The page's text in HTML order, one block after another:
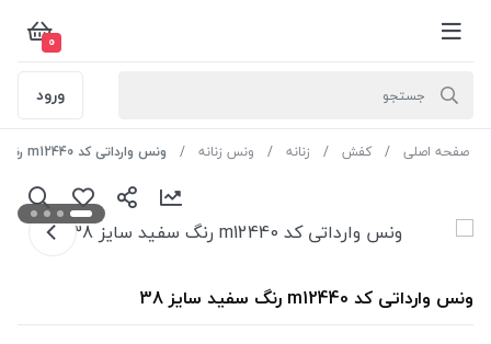
0
ورود
صفحه اصلی کفش زنانه ونس زنانه ونس وارداتی کد m12440 رنگ سفید سایز 38
ونس وارداتی کد m12440 رنگ سفید سایز 38